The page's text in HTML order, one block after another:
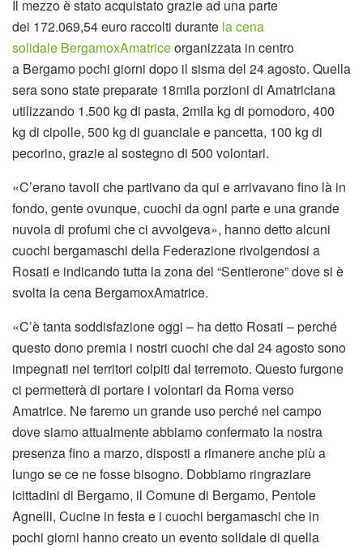
Il mezzo è stato acquistato grazie ad una parte
dei 172.069,54 euro raccolti durante la cena
solidale BergamoxAmatriceorganizzata in centro
a Bergamo pochi giorni dopo il sisma del 24 agosto. Quella
sera sono state preparate 18mila porzioni di Amatriciana
utilizzando 1.500 kg di pasta, 2mila kg di pomodoro, 400
kg di cipolle, 500 kg di guanciale e pancetta, 100 kg di
pecorino, grazie al sostegno di 500 volontari.
«C’erano tavoli che partivano da qui e arrivavano fino là in
fondo, gente ovunque, cuochi da ogni parte e una grande
nuvola di profumi che ci avvolgeva», hanno detto alcuni
cuochi bergamaschi della Federazione rivolgendosi a
Rosati e indicando tutta la zona del “Sentierone” dove si è
svolta la cena BergamoxAmatrice.
«C’è tanta soddisfazione oggi – ha detto Rosati – perché
questo dono premia i nostri cuochi che dal 24 agosto sono
impegnati nei territori colpiti dal terremoto. Questo furgone
ci permetterà di portare i volontari da Roma verso
Amatrice. Ne faremo un grande uso perché nel campo
dove siamo attualmente abbiamo confermato la nostra
presenza fino a marzo, disposti a rimanere anche più a
lungo se ce ne fosse bisogno. Dobbiamo ringraziare
icittadini di Bergamo, il Comune di Bergamo, Pentole
Agnelli, Cucine in festa e i cuochi bergamaschi che in
pochi giorni hanno creato un evento solidale di quella